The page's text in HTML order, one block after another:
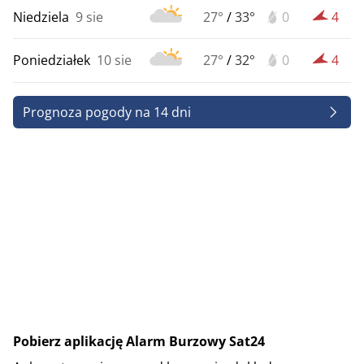
Niedziela 9 sie 27° /33° 0 4
Poniedziałek 10 sie 27° /32° 0 4
Prognoza pogody na 14 dni
Pobierz aplikację Alarm Burzowy Sat24